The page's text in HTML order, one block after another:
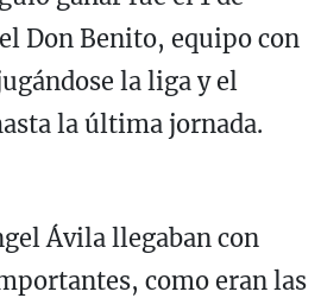
Don Benito, equipo con
la liga y el
la última jornada.
Ávila llegaban con
como eran las